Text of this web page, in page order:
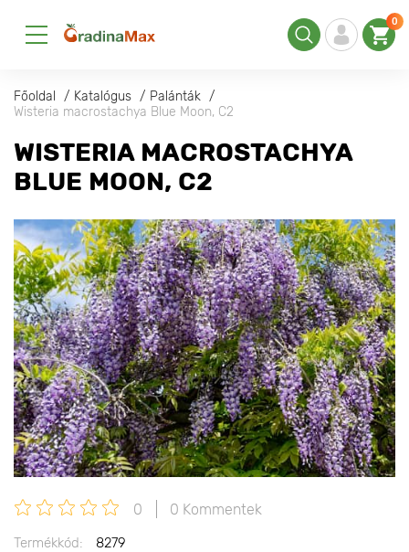
0
Főoldal Katalógus
Palánták
Wisteria macrostachya Blue Moon, С2
WISTERIA MACROSTACHYA
BLUE MOON, С2
0 0 Kommentek
Termékkód:
8279